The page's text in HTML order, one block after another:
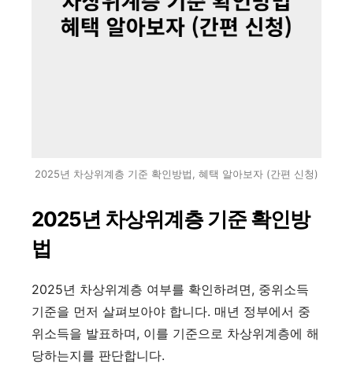
2025년 차상위계층 기준 확인방법, 혜택 알아보자 (간편 신청)
2025년 차상위계층 기준 확인방
법
2025년 차상위계층 여부를 확인하려면, 중위소득
기준을 먼저 살펴보아야 합니다. 매년 정부에서 중
위소득을 발표하며, 이를 기준으로 차상위계층에 해
당하는지를 판단합니다.